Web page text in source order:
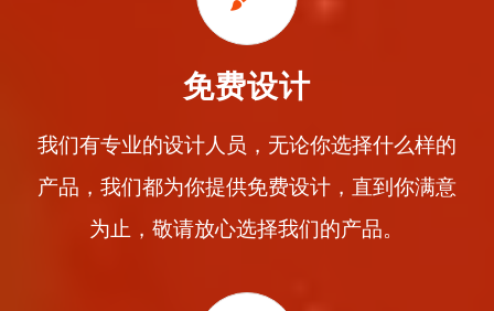
免费设计
我们有专业的设计人员，无论你选择什么样的
产品，我们都为你提供免费设计，直到你满意
为止，敬请放心选择我们的产品。